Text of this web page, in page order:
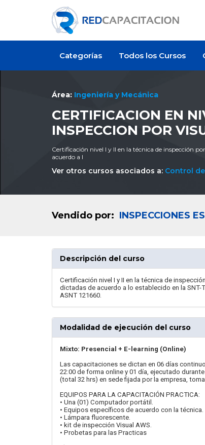
Categorías Todos los Cursos
Área: Ingeniería y Mecánica
CERTIFICACION EN
INSPECCION POR
Certificación nivel I y II en la técnica de inspección
acuerdo a l
Ver otros cursos asociados a: Control
Vendido por: INSPECCIONES
Descripción del curso
Certificación nivel I y II en la técnica de
dictadas de acuerdo a lo establecido en la SNT-
ASNT 121660.
Modalidad de ejecución del curso
Mixto: Presencial + E-learning (Online)
Las capacitaciones se dictan en 06 días
22:00 de forma online y 01 día, ejecutado
(total 32 hrs) en sede fijada por la empresa,
EQUIPOS PARA LA CAPACITACIÓN PRACTICA:
• Una (01) Computador portátil.
• Equipos específicos de acuerdo con la técnica.
• Lámpara fluorescente.
• kit de inspección Visual AWS.
• Probetas para las Practicas